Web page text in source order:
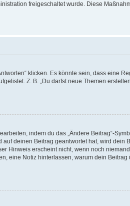
freigeschaltet wurde. Diese
klicken. Es könnte sein, dass eine
Z. B. „Du darfst neue Themen
indem du das „Ändere Beitrag“-
deinen Beitrag geantwortet hat, wird dein
Hinweis erscheint nicht, wenn noch
eine Notiz hinterlassen, warum dein Beitrag